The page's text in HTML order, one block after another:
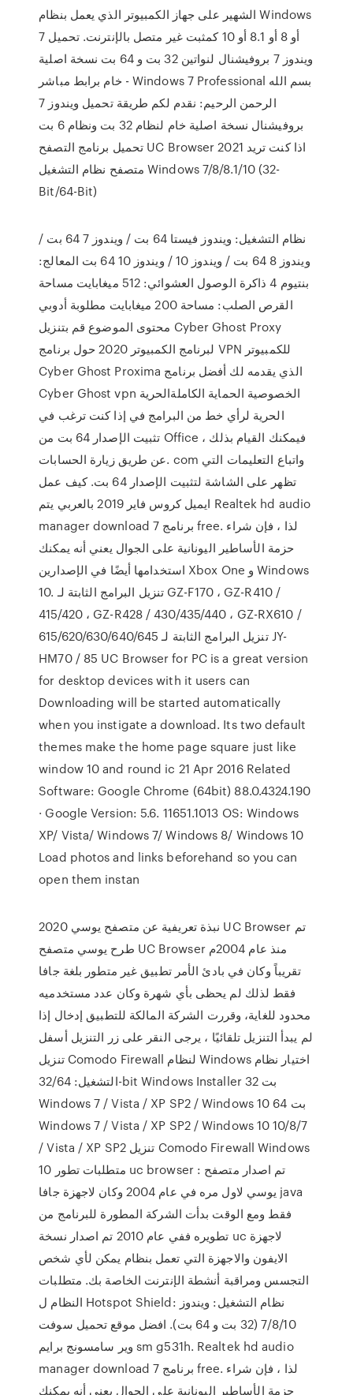
الشهير على جهاز الكمبيوتر الذي يعمل بنظام Windows
7 أو 8 أو 8.1 أو 10 كمثبت غير متصل بالإنترنت. تحميل
ويندوز 7 بروفيشنال لنواتين 32 بت و 64 بت نسخة اصلية
خام برابط مباشر - Windows 7 Professional بسم الله
الرحمن الرحيم: نقدم لكم طريقة تحميل ويندوز 7
بروفيشنال نسخة اصلية خام لنظام 32 بت ونظام 6 بت
تحميل برنامج التصفح UC Browser 2021 اذا كنت تريد
متصفح نظام التشغيل Windows 7/8/8.1/10 (32-
Bit/64-Bit)
نظام التشغيل: ويندوز فيستا 64 بت / ويندوز 7 64 بت /
ويندوز 8 64 بت / ويندوز 10 / ويندوز 10 64 بت المعالج:
بنتيوم 4 ذاكرة الوصول العشوائي: 512 ميغابايت مساحة
القرص الصلب: مساحة 200 ميغابايت مطلوبة أدوبي
محتوى الموضوع قم بتنزيل Cyber Ghost Proxy
لبرنامج الكمبيوتر 2020 حول برنامج VPN للكمبيوتر
Cyber Ghost Proxima الذي يقدمه لك أفضل برنامج
Cyber Ghost vpn الخصوصية الحماية الكاملةالحرية
الحرية لرأي خط من البرامج في إذا كنت ترغب في
تثبيت الإصدار 64 بت من Office ، فيمكنك القيام بذلك
عن طريق زيارة الحسابات. com واتباع التعليمات التي
تظهر على الشاشة لتثبيت الإصدار 64 بت. كيف عمل
ايميل كروس فاير 2019 بالعربي يتم Realtek hd audio
manager download برنامج 7 free. لذا ، فإن شراء
حزمة الأساطير اليونانية على الجوال يعني أنه يمكنك
استخدامها أيضًا في الإصدارين Xbox One و Windows
10. تنزيل البرامج الثابتة لـ GZ-F170 ، GZ-R410 /
415/420 ، GZ-R428 / 430/435/440 ، GZ-RX610 /
615/620/630/640/645 تنزيل البرامج الثابتة لـ JY-
HM70 / 85 UC Browser for PC is a great version
for desktop devices with it users can
Downloading will be started automatically
when you instigate a download. Its two default
themes make the home page square just like
window 10 and round ic 21 Apr 2016 Related
Software: Google Chrome (64bit) 88.0.4324.190
· Google Version: 5.6. 11651.1013 OS: Windows
XP/ Vista/ Windows 7/ Windows 8/ Windows 10
Load photos and links beforehand so you can
open them instan
نبذة تعريفية عن متصفح يوسي 2020 UC Browser تم
طرح يوسي متصفح UC Browser منذ عام 2004م
تقريباً وكان في بادئ الأمر تطبيق غير متطور بلغة جافا
فقط لذلك لم يحظى بأي شهرة وكان عدد مستخدميه
محدود للغاية، وقررت الشركة المالكة للتطبيق إدخال إذا
لم يبدأ التنزيل تلقائيًا ، يرجى النقر على زر التنزيل أسفل
تنزيل Comodo Firewall لنظام Windows اختيار نظام
التشغيل: 32/64-bit Windows Installer 32 بت
Windows 7 / Vista / XP SP2 / Windows 10 64 بت
Windows 7 / Vista / XP SP2 / Windows 10 10/8/7
/ Vista / XP SP2 تنزيل Comodo Firewall Windows
10 متطلبات تطور uc browser : تم اصدار متصفح
يوسي لاول مره في عام 2004 وكان لاجهزة جافا java
فقط ومع الوقت بدأت الشركة المطورة للبرنامج من
تطويره ففي عام 2010 تم اصدار نسخة uc لاجهزة
الايفون والاجهزة التي تعمل بنظام يمكن لأي شخص
التجسس ومراقبة أنشطة الإنترنت الخاصة بك. متطلبات
النظام ل Hotspot Shield: نظام التشغيل: ويندوز
7/8/10 (32 بت و 64 بت). افضل موقع تحميل سوفت
وير سامسونج برايم sm g531h. Realtek hd audio
manager download برنامج 7 free. لذا ، فإن شراء
حزمة الأساطير اليونانية على الجوال يعني أنه يمكنك